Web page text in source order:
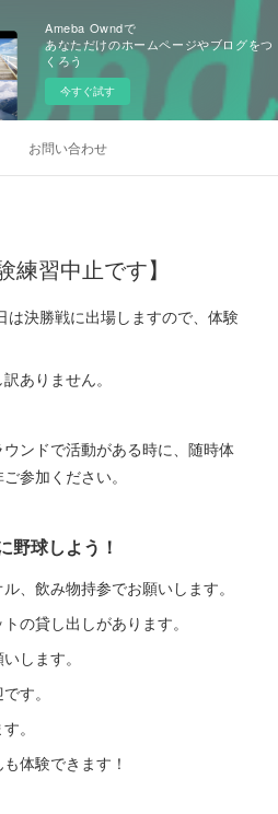
Ameba Owndで
あなただけのホームページやブログをつ
くろう
今すぐ試す
お問い合わせ
練習中止です】
は決勝戦に出場しますので、体験
ありません。
ンドで活動がある時に、随時体
参加ください。
野球しよう！
、飲み物持参でお願いします。
の貸し出しがあります。
します。
す。
。
体験できます！